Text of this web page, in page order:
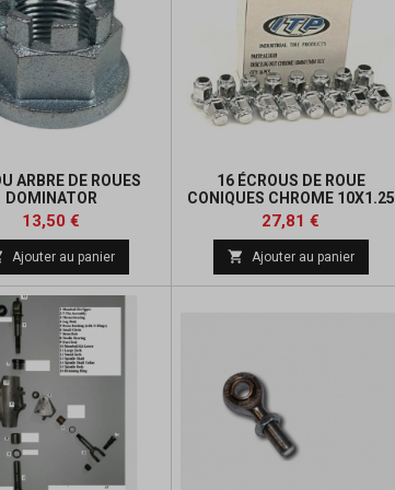
ARBRE DE ROUES
DOMINATOR
Prix
13,50 €
base
Ajouter au panier
16 ÉCROUS DE ROUE
CONIQUES CHROME 10X1.25
Prix
27,81 €
base
 Ajouter au panier